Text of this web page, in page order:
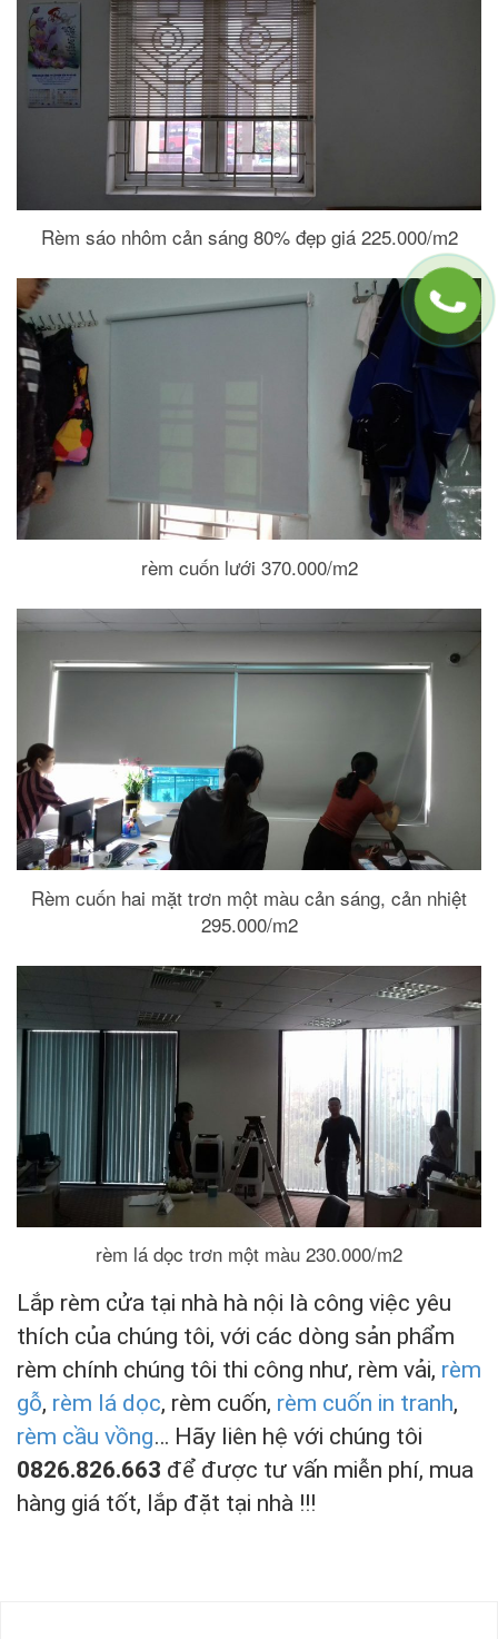
Rèm sáo nhôm cản sáng 80% đẹp giá 225.000/m2
rèm cuốn lưới 370.000/m2
Rèm cuốn hai mặt trơn một màu cản sáng, cản nhiệt
295.000/m2
rèm lá dọc trơn một màu 230.000/m2
Lắp rèm cửa tại nhà hà nội là công việc yêu
thích của chúng tôi, với các dòng sản phẩm
rèm chính chúng tôi thi công như, rèm vải, rèm
gỗ, rèm lá dọc, rèm cuốn, rèm cuốn in tranh,
rèm cầu vồng… Hãy liên hệ với chúng tôi
0826.826.663 để được tư vấn miễn phí, mua
hàng giá tốt, lắp đặt tại nhà !!!